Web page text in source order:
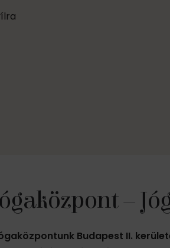
–
Budapest II.